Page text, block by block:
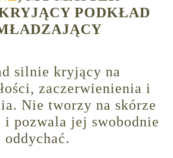
PODKŁAD
silnie kryjący na
zaczerwienienia i
Nie tworzy na skórze
i pozwala jej swobodnie
oddychać.